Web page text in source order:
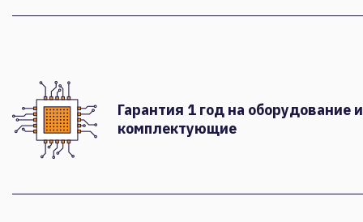
Гарантия 1 год на оборудование и
комплектующие